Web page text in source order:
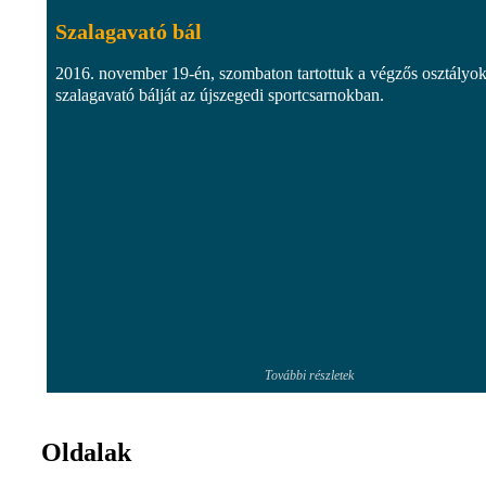
Szalagavató bál
2016. november 19-én, szombaton tartottuk a végzős osztályok
szalagavató bálját az újszegedi sportcsarnokban.
További részletek
Oldalak